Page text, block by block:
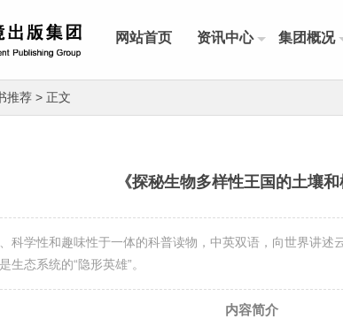
网站首页 资讯中心 集团概况
推荐 > 正文
《探秘生物多样性王国的土壤和
科学性和趣味性于一体的科普读物，中英双语，向世界讲述
生态系统的“隐形英雄”。
内容简介